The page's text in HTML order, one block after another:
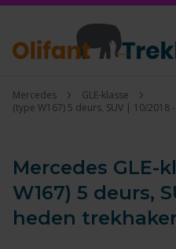
Mercedes
GLE-klasse
(type W167) 5 deurs, SUV | 10/2018
Mercedes GLE-
W167) 5 deurs,
heden